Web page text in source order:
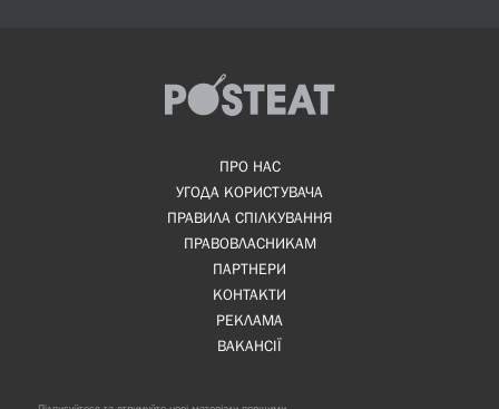
ПРО НАС
УГОДА КОРИСТУВАЧА
ПРАВИЛА СПІЛКУВАННЯ
ПРАВОВЛАСНИКАМ
ПАРТНЕРИ
КОНТАКТИ
РЕКЛАМА
ВАКАНСІЇ